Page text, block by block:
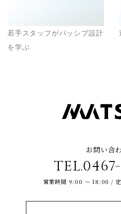
若手スタッフがパッシブ設計
を学ぶ
お問い合
営業時間 9:00 ～ 18:00 / 定